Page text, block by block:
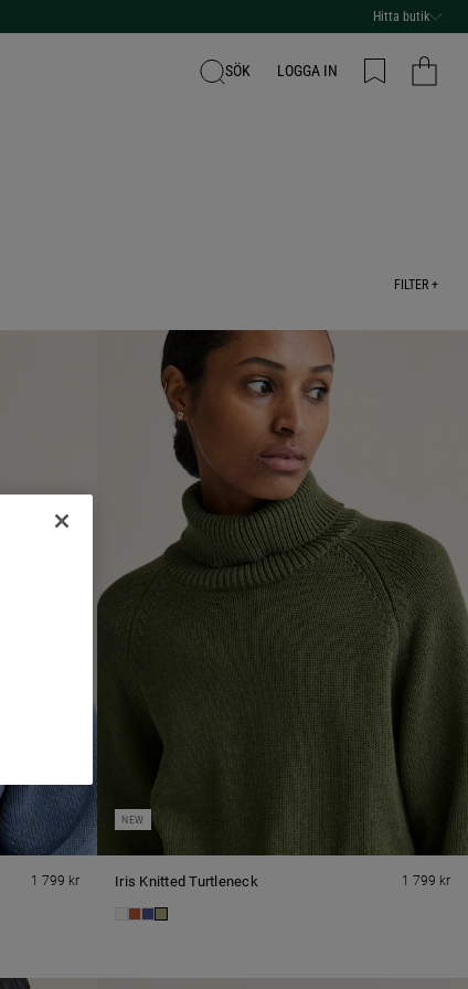
Hitta butik
SÖK LOGGA IN
FILTER +
1 799 kr Iris Knitted Turtleneck 1 799 kr
NEW